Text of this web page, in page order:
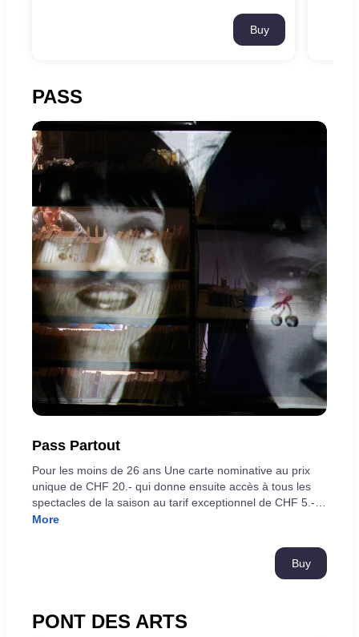
Buy
PASS
Pass Partout
Pour les moins de 26 ans Une carte nominative au prix
unique de CHF 20.- qui donne ensuite accès à tous les
spectacles de la saison au tarif exceptionnel de CHF 5.-.
(tous les spectacles 25-26 sauf hors les murs) Avantages
du théâtre.■ Au MAMCO : 1 visite commentée par cycle
More
Buy
PONT DES ARTS